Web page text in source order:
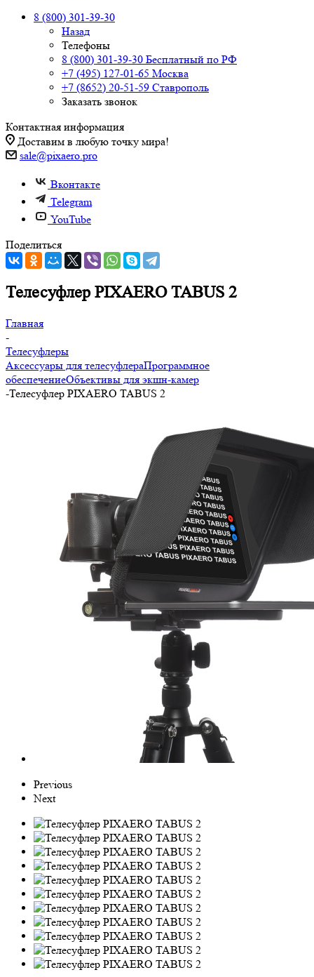
8 (800) 301-39-30
Назад
Телефоны
8 (800) 301-39-30 Бесплатный по РФ
+7 (495) 127-01-65 Москва
+7 (8652) 20-51-59 Ставрополь
Заказать звонок
Контактная информация
Доставим в любую точку мира!
sale@pixaero.pro
Вконтакте
Telegram
YouTube
Поделиться
Телесуфлер PIXAERO TABUS 2
Главная
-
Телесуфлеры
Аксессуары для телесуфлераПрограммное
обеспечениеОбъективы для экшн-камер
-Телесуфлер PIXAERO TABUS 2
Previous
Next